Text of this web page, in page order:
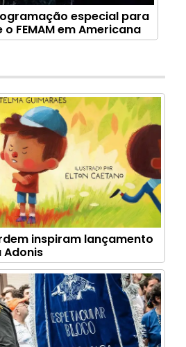
especial para
FEMAM em Americana
inspiram lançamento
Adonis